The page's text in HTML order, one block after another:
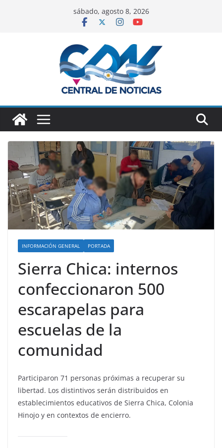
sábado, agosto 8, 2026
INFORMACIÓN GENERAL PORTADA
Sierra Chica: internos
confeccionaron 500
escarapelas para
escuelas de la
comunidad
Participaron 71 personas próximas a recuperar su
libertad. Los distintivos serán distribuidos en
establecimientos educativos de Sierra Chica, Colonia
Hinojo y en contextos de encierro.